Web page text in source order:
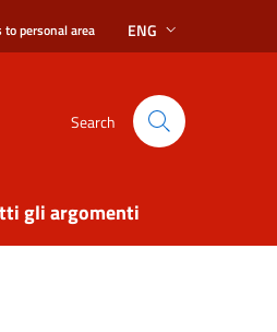
to personal area ENG
Search
gli argomenti